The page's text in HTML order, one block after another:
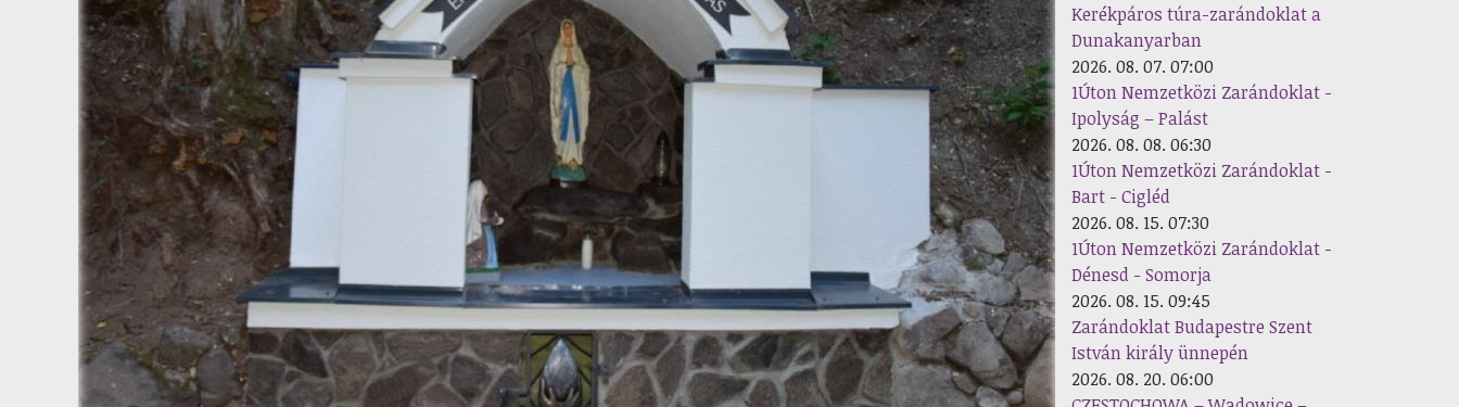
Kerékpáros túra-zarándoklat a
Dunakanyarban
2026. 08. 07. 07:00
1Úton Nemzetközi Zarándoklat -
Ipolyság – Palást
2026. 08. 08. 06:30
1Úton Nemzetközi Zarándoklat -
Bart - Cigléd
2026. 08. 15. 07:30
1Úton Nemzetközi Zarándoklat -
Dénesd - Somorja
2026. 08. 15. 09:45
Zarándoklat Budapestre Szent
István király ünnepén
2026. 08. 20. 06:00